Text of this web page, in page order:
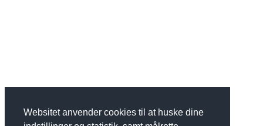
Websitet anvender cookies til at huske dine